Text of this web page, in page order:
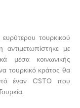
τουρκικού
αντιμετωπίστηκε με
μέσα κοινωνικής
τουρκικό κράτος θα
έναν CSTO που